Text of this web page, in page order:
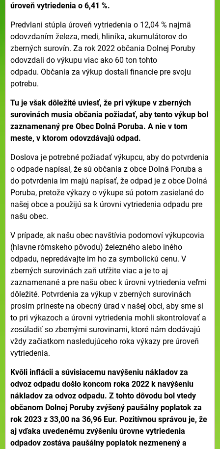
úroveň vytriedenia o 6,41 %.
Predvlani stúpla úroveň vytriedenia o 12,04 % najmä
odovzdaním železa, medi, hliníka, akumulátorov do
zberných surovín. Za rok 2022 občania Dolnej Poruby
odovzdali do výkupu viac ako 60 ton tohto
odpadu. Občania za výkup dostali financie pre svoju
potrebu.
Tu je však dôležité uviesť, že pri výkupe v zberných
surovinách musia občania požiadať, aby tento výkup bol
zaznamenaný pre Obec Dolná Poruba. A nie v tom
meste, v ktorom odovzdávajú odpad.
Doslova je potrebné požiadať výkupcu, aby do potvrdenia
o odpade napísal, že sú občania z obce Dolná Poruba a
do potvrdenia im majú napísať, že odpad je z obce Dolná
Poruba, pretože výkazy o výkupe sú potom zasielané do
našej obce a použijú sa k úrovni vytriedenia odpadu pre
našu obec.
V prípade, ak našu obec navštívia podomoví výkupcovia
(hlavne rómskeho pôvodu) železného alebo iného
odpadu, nepredávajte im ho za symbolickú cenu. V
zberných surovinách zaň utŕžite viac a je to aj
zaznamenané a pre našu obec k úrovni vytriedenia veľmi
dôležité. Potvrdenia za výkup v zberných surovinách
prosím prineste na obecný úrad v našej obci, aby sme si
to pri výkazoch a úrovni vytriedenia mohli skontrolovať a
zosúladiť so zbernými surovinami, ktoré nám dodávajú
vždy začiatkom nasledujúceho roka výkazy pre úroveň
vytriedenia.
Kvôli inflácii a súvisiacemu navýšeniu nákladov za
odvoz odpadu došlo koncom roka 2022 k navýšeniu
nákladov za odvoz odpadu. Z tohto dôvodu bol vtedy
občanom Dolnej Poruby zvýšený paušálny poplatok za
rok 2023 z 33,00 na 36,96 Eur. Pozitívnou správou je, že
aj vďaka uvedenému zvýšeniu úrovne vytriedenia
odpadov zostáva paušálny poplatok nezmenený a